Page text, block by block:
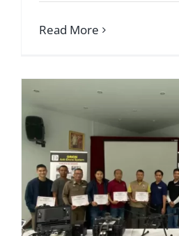
Read More